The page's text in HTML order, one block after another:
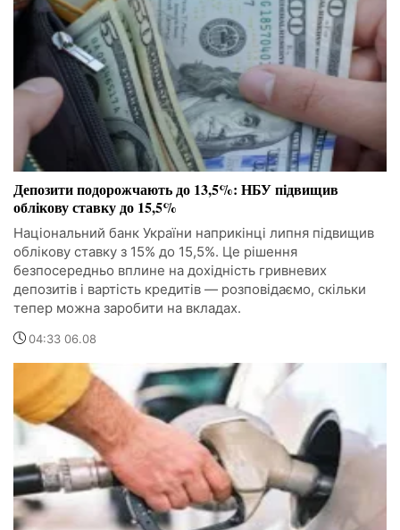
Депозити подорожчають до 13,5%: НБУ підвищив
облікову ставку до 15,5%
Національний банк України наприкінці липня підвищив
облікову ставку з 15% до 15,5%. Це рішення
безпосередньо вплине на дохідність гривневих
депозитів і вартість кредитів — розповідаємо, скільки
тепер можна заробити на вкладах.
04:33 06.08